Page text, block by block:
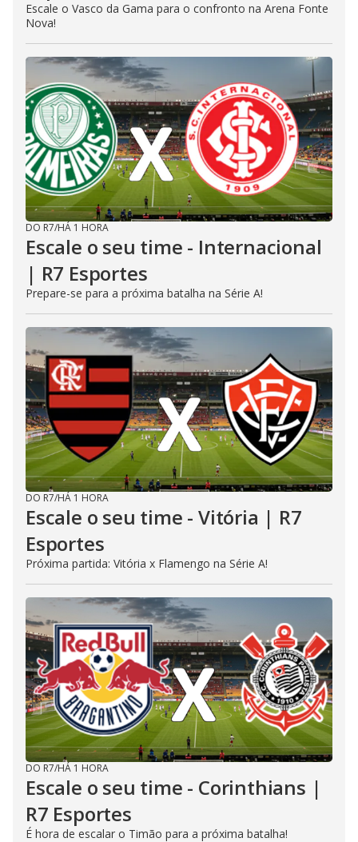
Escale o Vasco da Gama para o confronto na Arena Fonte
Nova!
DO R7/HÁ 1 HORA
Escale o seu time - Internacional
| R7 Esportes
Prepare-se para a próxima batalha na Série A!
DO R7/HÁ 1 HORA
Escale o seu time - Vitória | R7
Esportes
Próxima partida: Vitória x Flamengo na Série A!
DO R7/HÁ 1 HORA
Escale o seu time - Corinthians |
R7 Esportes
É hora de escalar o Timão para a próxima batalha!